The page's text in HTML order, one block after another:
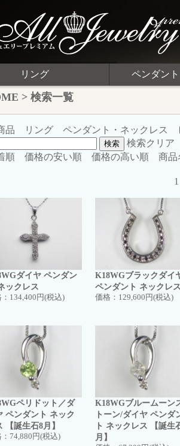
リング ペンダン
> 検索一覧
品 リング ペンダント・ネックレス
検索クリア
順
価格の安い順 価格の高い順
商品
1
ダイヤ ペンダン
ックレス
134,400円(税込)
K18WGブラックダイ
ペンダント ネックレス
価格： 129,600円(税込)
ペリドット／ダ
ペンダント ネック
【誕生石8月】
74,880円(税込)
K18WGブルームーン
トーン/ダイヤ ペンダ
ト ネックレス 【誕生
月】